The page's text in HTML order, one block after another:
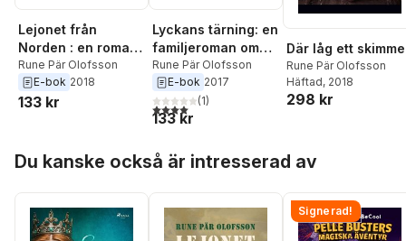
Lejonet från
Norden : en roman
kring Trettioåriga
kriget
Rune Pär Olofsson
E-bok 2018
133 kr
Lyckans tärning: en
familjeroman om
ätterna Brahe och
Sparre 1574-1584
Rune Pär Olofsson
E-bok 2017
4,0utav 5 stjärnor. Totalt antal röster:
(1)
133 kr
Där låg ett
Rune Pär Olofsson
Häftad, 2018
298 kr
Du kanske också är intresserad av
Signerad!